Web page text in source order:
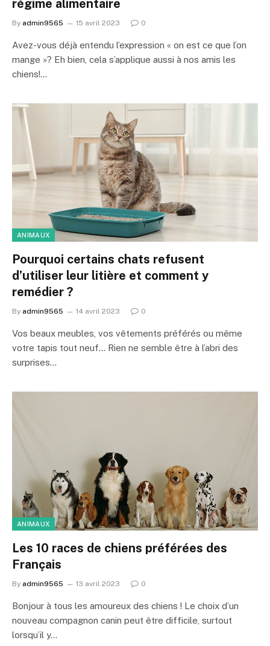
régime alimentaire
By admin9565 15 avril 2023 0
Avez-vous déjà entendu l’expression « on est ce que l’on
mange »? Eh bien, cela s’applique aussi à nos amis les
chiens!…
ANIMAUX
Pourquoi certains chats refusent
d’utiliser leur litière et comment y
remédier ?
By admin9565 14 avril 2023 0
Vos beaux meubles, vos vêtements préférés ou même
votre tapis tout neuf… Rien ne semble être à l’abri des
surprises…
ANIMAUX
Les 10 races de chiens préférées des
Français
By admin9565 13 avril 2023 0
Bonjour à tous les amoureux des chiens ! Le choix d’un
nouveau compagnon canin peut être difficile, surtout
lorsqu’il y…